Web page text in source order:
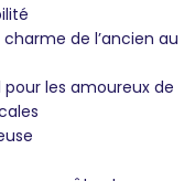
de l’ancien au
les amoureux de